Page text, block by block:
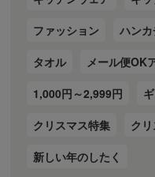
ファッション
ハン
タオル
メール便OK
1,000円～2,999円
クリスマス特集
ク
新しい年のしたく